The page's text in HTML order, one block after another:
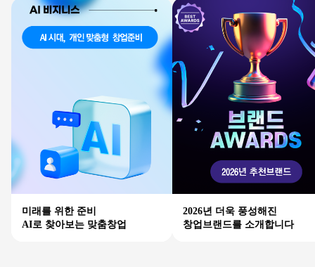
미래를 위한 준비
AI로 찾아보는 맞춤창업
2026년 더욱 풍성해진
창업브랜드를 소개합니다